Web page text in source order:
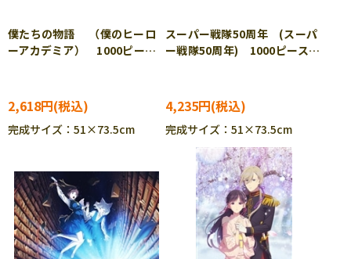
僕たちの物語 （僕のヒーロ
ーアカデミア） 1000ピー
2,618円
完成サイズ：51×73.5cm
スーパー戦隊50周年 (スーパ
ー戦隊50周年) 1000ピース
4,235円
完成サイズ：51×73.5cm